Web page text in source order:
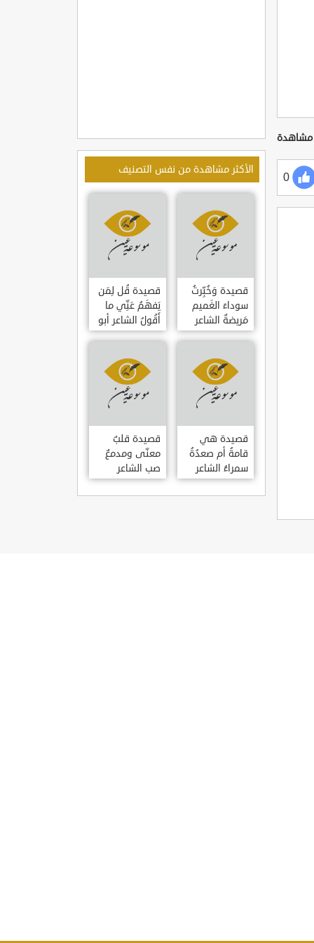
0
الأكثر مشاهدة من نفس التصنيف
قصيدة وَخُبِّرتُ
سوداءَ الغَميم
مَريضةٌ الشاعر
العوام بن عقبة
قصيدة قُل لِمَن
يَفهَمُ عَنِّي ما
أَقُولُ الشاعر أبو
حامد الغزالي
قصيدة هي
قامةُ أم صعدُةُ
سمراءُ الشاعر
سيف الدين
المشد
قصيدة قلبٌ
معنّى ومدمعٌ
صب الشاعر
سيف الدين
المشد